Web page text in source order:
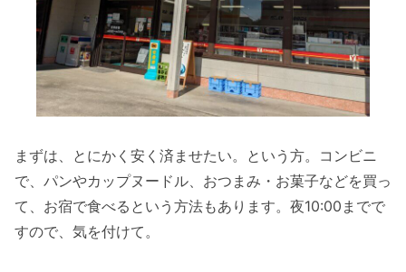
まずは、とにかく安く済ませたい。という方。コンビニ
で、パンやカップヌードル、おつまみ・お菓子などを買っ
て、お宿で食べるという方法もあります。夜10:00までで
すので、気を付けて。